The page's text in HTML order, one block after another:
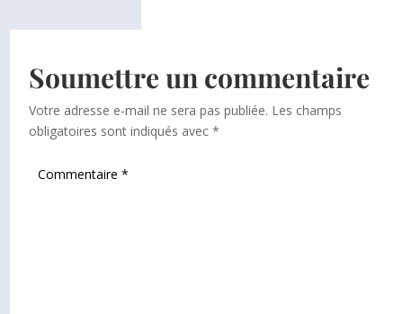
Soumettre un commentaire
Votre adresse e-mail ne sera pas publiée. Les champs
obligatoires sont indiqués avec*